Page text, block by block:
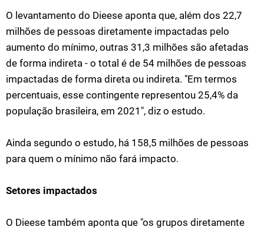
O levantamento do Dieese aponta que, além dos 22,7
milhões de pessoas diretamente impactadas pelo
aumento do mínimo, outras 31,3 milhões são afetadas
de forma indireta - o total é de 54 milhões de pessoas
impactadas de forma direta ou indireta. "Em termos
percentuais, esse contingente representou 25,4% da
população brasileira, em 2021", diz o estudo.
Ainda segundo o estudo, há 158,5 milhões de pessoas
para quem o mínimo não fará impacto.
Setores impactados
O Dieese também aponta que "os grupos diretamente